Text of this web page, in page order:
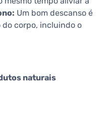
Um bom descanso é
do corpo, incluindo o
naturais